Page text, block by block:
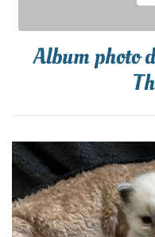
Album photo